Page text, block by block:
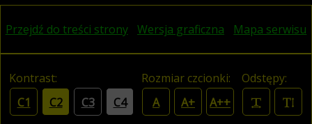
Przejdź do treści strony Wersja graficzna Mapa serwisu
Kontrast:
C1
C2 C3 C4
Rozmiar czcionki:
A
A+ A++
Odstępy: